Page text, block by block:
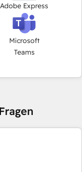
Adobe Express
Microsoft
Teams